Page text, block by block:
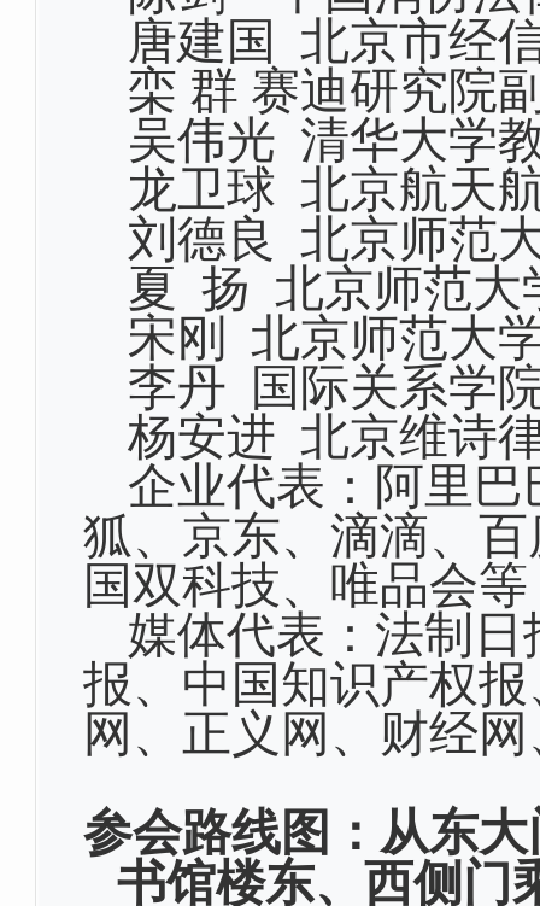
唐建国 北京市经
栾 群 赛迪研究院
吴伟光 清华大学
龙卫球 北京航天
刘德良 北京师范
夏
扬 北京师范大
宋刚
北京师范大
李丹 国际关系学
杨安进 北京维诗
企业代表：阿里
狐、京东、滴滴、
国双科技、唯品会等
媒体代表：法制
报、中国知识产权
网、正义网、财经
参会路线图： 从东
书馆楼东、西侧门